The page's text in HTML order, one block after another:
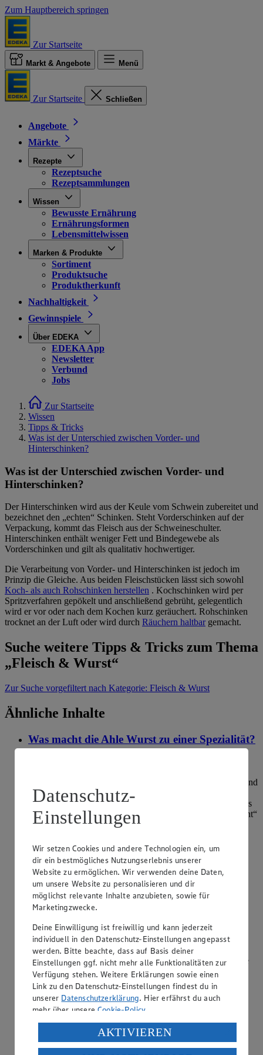
Zum Hauptbereich springen
Zur Startseite
Markt & Angebote Menü
Zur Startseite Schließen
Angebote
Märkte
Rezepte
Rezeptsuche
Rezeptsammlungen
Wissen
Bewusste Ernährung
Ernährungsformen
Lebensmittelwissen
Marken & Produkte
Sortiment
Produktsuche
Produktherkunft
Nachhaltigkeit
Gewinnspiele
Über EDEKA
EDEKA App
Newsletter
Verbund
Jobs
Zur Startseite
Wissen
Tipps & Tricks
Was ist der Unterschied zwischen Vorder- und
Hinterschinken?
Was ist der Unterschied zwischen Vorder- und
Hinterschinken?
Der Hinterschinken wird aus der Keule vom Schwein zubereitet und
bezeichnet den „echten“ Schinken. Steht Vorderschinken auf der
Verpackung, kommt das Fleisch aus der Schweineschulter.
Hinterschinken enthält weniger Fett und Bindegewebe als
Vorderschinken und gilt als qualitativ hochwertiger.
Die Verarbeitung von Vorder- und Hinterschinken ist jedoch im
Prinzip die Gleiche. Aus beiden Fleischstücken lässt sich sowohl
Koch- als auch Rohschinken herstellen . Kochschinken wird per
Spritzverfahren gepökelt und anschließend gebrüht, gelegentlich
wird er vor oder nach dem Kochen kurz geräuchert. Rohschinken
trocknet an der Luft oder wird durch Räuchern haltbar gemacht.
Suche weitere Tipps & Tricks zum Thema
„Fleisch & Wurst“
Zur Suche vorgefiltert nach Kategorie: Fleisch & Wurst
Ähnliche Inhalte
Was macht die Ahle Wurst zu einer Spezialität?
Bei der Ahle Wurst handelt es sich um eine grob gekörnte und
schnittfeste Rohwurstsorte. Magerer Schweinebauch ohne
Schwarte bildet die Grundlage für die traditionelle Wurst aus
Nordhessen, die regional unter anderem auch „Ahle Wurscht“
oder „Ahle Wo…
weiterlesen
Welche Eigenschaften zeichnen Putenfleisch
aus?
Kategorie:Fleisch & Wurst
Putenfleisch ist hierzulande weitverbreitet und wird
regelmäßig verzehrt. Das Fleisch gilt als besonders mager ,
vor allem die Putenbrust eignet sich deshalb für eine
kalorienbewusste Ernährung. Im Handel sind sowohl ganze
Tiere als auch Teilstücke…
weiterlesen
Welches Fleisch eignet sich für Schnitzel?
Kategorie:Fleisch & Wurst
Datenschutz-
Einstellungen
Wir setzen Cookies und andere Technologien ein, um
dir ein bestmögliches Nutzungserlebnis unserer
Website zu ermöglichen. Wir verwenden deine Daten,
um unsere Website zu personalisieren und dir
möglichst relevante Inhalte anzubieten, sowie für
Marketingzwecke.
Deine Einwilligung ist freiwillig und kann jederzeit
individuell in den Datenschutz-Einstellungen angepasst
werden. Bitte beachte, dass auf Basis deiner
Einstellungen ggf. nicht mehr alle Funktionalitäten zur
Verfügung stehen. Weitere Erklärungen sowie einen
Link zu den Datenschutz-Einstellungen findest du in
unserer Datenschutzerklärung. Hier erfährst du auch
mehr über unsereCookie-Policy.
Verarbeitung deiner personenbezogenen Daten in den
USA durch Facebook und YouTube:
AKTIVIEREN